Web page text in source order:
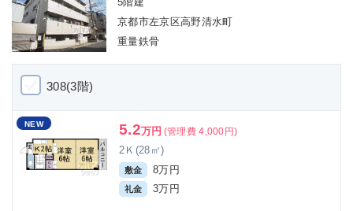
京都市左京区高野清水町
重量鉄骨
308(3階)
NEW 5.2万円 (管理費 4,000円)
2Ｋ(28㎡)
敷金 8万円
礼金 3万円